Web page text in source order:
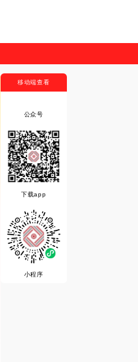
移动端查看
公众号
下载app
小程序